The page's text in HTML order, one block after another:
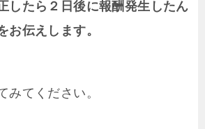
したら２日後に報酬発生したん
お伝えします。
みてください。